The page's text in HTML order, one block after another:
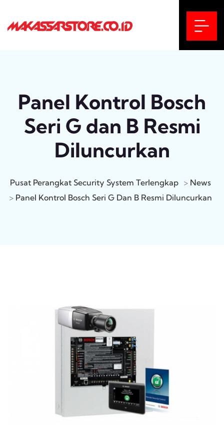
Panel Kontrol Bosch
Seri G dan B Resmi
Diluncurkan
Pusat Perangkat Security System Terlengkap > News
> Panel Kontrol Bosch Seri G Dan B Resmi Diluncurkan